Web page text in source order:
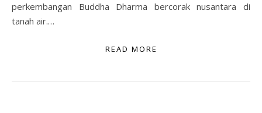
perkembangan Buddha Dharma bercorak nusantara di
tanah air.…
READ MORE